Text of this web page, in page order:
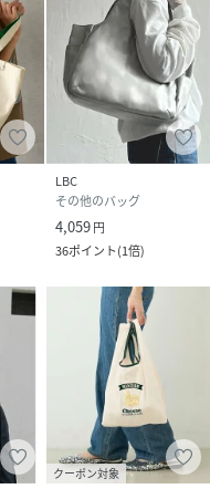
LBC
その他のバッグ
4,059円
36ポイント(1倍)
クーポン対象